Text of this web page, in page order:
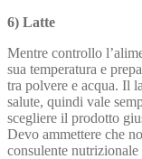
6) Latte
Mentre controllo
sua temperatura e
tra polvere e acqua. Il
salute, quindi vale
scegliere il prodotto
Devo ammettere che
consulente nutrizionale